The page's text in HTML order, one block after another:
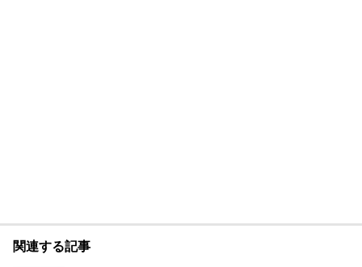
関連する記事